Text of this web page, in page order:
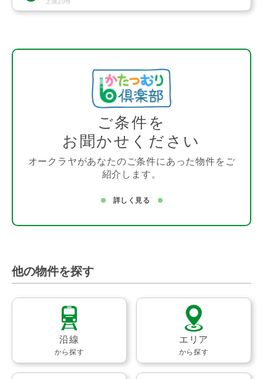
上限20件
ご条件を
お聞かせください
オークラヤがあなたのご条件にあった物件をご
紹介します。
詳しく見る
他の物件を探す
沿線
から探す
エリア
から探す